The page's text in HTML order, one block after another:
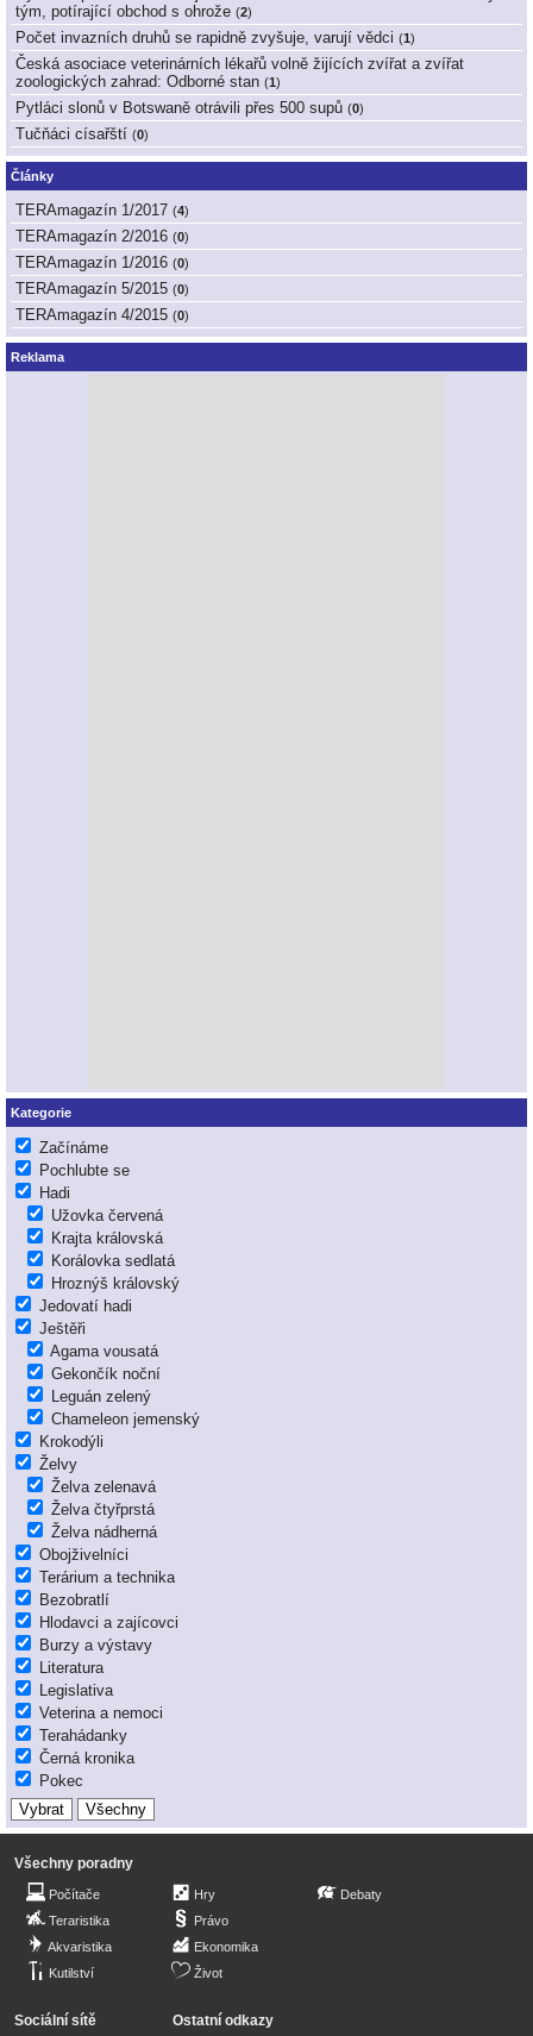
tým, potírající obchod s ohrože (2)
Počet invazních druhů se rapidně zvyšuje, varují vědci (1 )
Česká asociace veterinárních lékařů volně žijících zvířat a zvířat
zoologických zahrad: Odborné stan (1 )
Pytláci slonů v Botswaně otrávili přes 500 supů (0)
Tučňáci císařští (0)
Články
TERAmagazín 1/2017 (4)
TERAmagazín 2/2016 (0)
TERAmagazín 1/2016 (0)
TERAmagazín 5/2015 (0)
TERAmagazín 4/2015 (0)
Reklama
Kategorie
Začínáme
Pochlubte se
Hadi
Užovka červená
Krajta královská
Korálovka sedlatá
Hroznýš královský
Jedovatí hadi
Ještěři
Agama vousatá
Gekončík noční
Leguán zelený
Chameleon jemenský
Krokodýli
Želvy
Želva zelenavá
Želva čtyřprstá
Želva nádherná
Obojživelníci
Terárium a technika
Bezobratlí
Hlodavci a zajícovci
Burzy a výstavy
Literatura
Legislativa
Veterina a nemoci
Terahádanky
Černá kronika
Pokec
Všechny poradny
Počítače
Teraristika
Akvaristika
Kutilství
Hry
Právo
Ekonomika
Život
Debaty
Sociální sítě Ostatní odkazy